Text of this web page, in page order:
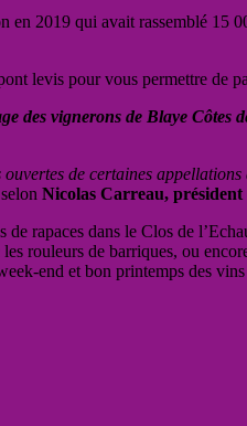
2019 qui avait rassemblé 15
levis pour vous permettre de
des vignerons de Blaye Côtes
de certaines
selon Nicolas Carreau,
rapaces dans le Clos de
rouleurs de barriques, ou
end et bon printemps des